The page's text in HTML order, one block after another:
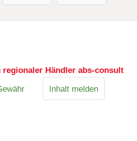
regionaler Händler abs-consult
Inhalt melden